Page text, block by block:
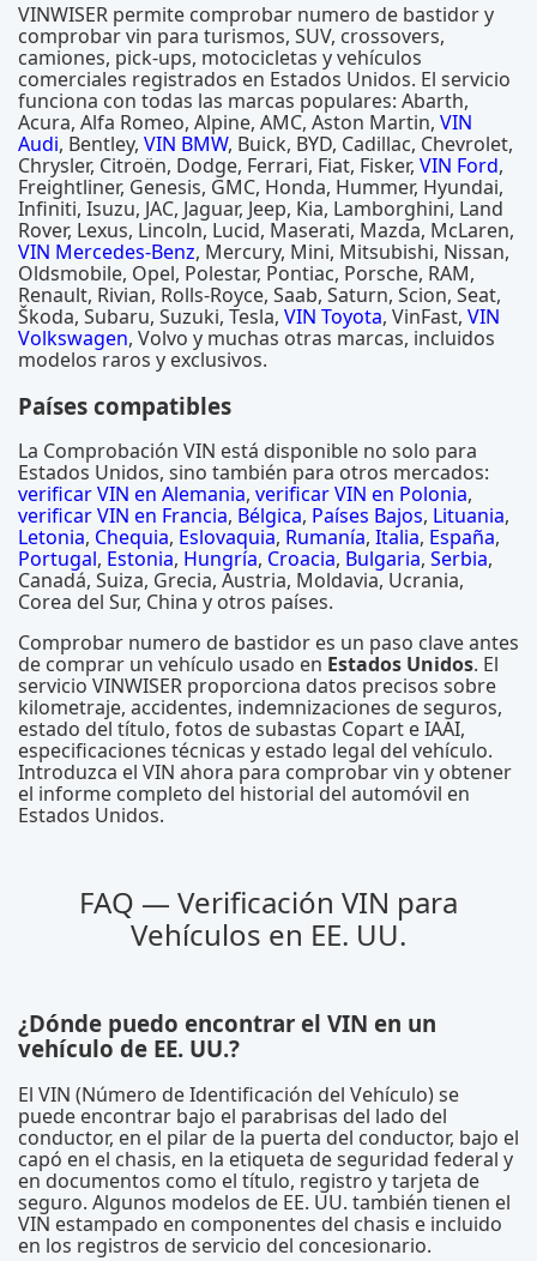
VINWISER permite comprobar numero de bastidor y
comprobar vin para turismos, SUV, crossovers,
camiones, pick-ups, motocicletas y vehículos
comerciales registrados en Estados Unidos. El servicio
funciona con todas las marcas populares: Abarth,
Acura, Alfa Romeo, Alpine, AMC, Aston Martin, VIN
Audi, Bentley, VIN BMW, Buick, BYD, Cadillac, Chevrolet,
Chrysler, Citroën, Dodge, Ferrari, Fiat, Fisker, VIN Ford,
Freightliner, Genesis, GMC, Honda, Hummer, Hyundai,
Infiniti, Isuzu, JAC, Jaguar, Jeep, Kia, Lamborghini, Land
Rover, Lexus, Lincoln, Lucid, Maserati, Mazda, McLaren,
VIN Mercedes-Benz, Mercury, Mini, Mitsubishi, Nissan,
Oldsmobile, Opel, Polestar, Pontiac, Porsche, RAM,
Renault, Rivian, Rolls-Royce, Saab, Saturn, Scion, Seat,
Škoda, Subaru, Suzuki, Tesla, VIN Toyota, VinFast, VIN
Volkswagen, Volvo y muchas otras marcas, incluidos
modelos raros y exclusivos.
Países compatibles
La Comprobación VIN está disponible no solo para
Estados Unidos, sino también para otros mercados:
verificar VIN en Alemania, verificar VIN en Polonia,
verificar VIN en Francia, Bélgica, Países Bajos, Lituania,
Letonia, Chequia, Eslovaquia, Rumanía, Italia, España,
Portugal, Estonia, Hungría, Croacia, Bulgaria, Serbia,
Canadá, Suiza, Grecia, Austria, Moldavia, Ucrania,
Corea del Sur, China y otros países.
Comprobar numero de bastidor es un paso clave antes
de comprar un vehículo usado en Estados Unidos. El
servicio VINWISER proporciona datos precisos sobre
kilometraje, accidentes, indemnizaciones de seguros,
estado del título, fotos de subastas Copart e IAAI,
especificaciones técnicas y estado legal del vehículo.
Introduzca el VIN ahora para comprobar vin y obtener
el informe completo del historial del automóvil en
Estados Unidos.
FAQ — Verificación VIN para
Vehículos en EE. UU.
¿Dónde puedo encontrar el VIN en un
vehículo de EE. UU.?
El VIN (Número de Identificación del Vehículo) se
puede encontrar bajo el parabrisas del lado del
conductor, en el pilar de la puerta del conductor, bajo el
capó en el chasis, en la etiqueta de seguridad federal y
en documentos como el título, registro y tarjeta de
seguro. Algunos modelos de EE. UU. también tienen el
VIN estampado en componentes del chasis e incluido
en los registros de servicio del concesionario.